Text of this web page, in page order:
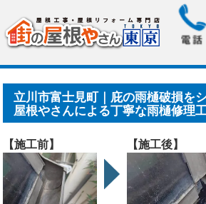
> 立川市富士見町｜
で補修！街の屋根やさんに.....
立川市富士見町｜庇の雨樋破損を
屋根やさんによる丁寧な雨樋修理
【施工前】 【施工後】